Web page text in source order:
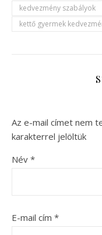
kedvezmény szabályok
kettő gyermek
Az e-mail címet nem
karakterrel jelöltük
Név *
E-mail cím *